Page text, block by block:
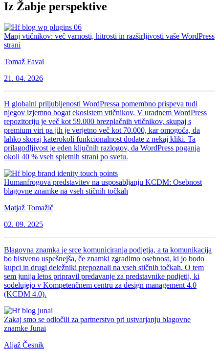
Iz Žabje perspektive
Manj vtičnikov: več varnosti, hitrosti in razširljivosti vaše WordPress
strani
Tomaž Favai
21. 04. 2026
H globalni priljubljenosti WordPressa pomembno prispeva tudi
njegov izjemno bogat ekosistem vtičnikov. V uradnem WordPress
repozitoriju je več kot 59.000 brezplačnih vtičnikov, skupaj s
premium viri pa jih je verjetno več kot 70.000, kar omogoča, da
lahko skoraj katerokoli funkcionalnost dodate z nekaj kliki. Ta
prilagodljivost je eden ključnih razlogov, da WordPress poganja
okoli 40 % vseh spletnih strani po svetu.
Humanfrogova predstavitev na usposabljanju KCDM: Osebnost
blagovne znamke na vseh stičnih točkah
Matjaž Tomažič
02. 09. 2025
Blagovna znamka je srce komuniciranja podjetja, a ta komunikacija
bo bistveno uspešnejša, če znamki zgradimo osebnost, ki jo bodo
kupci in drugi deležniki prepoznali na vseh stičnih točkah. O tem
sem junija letos pripravil predavanje za predstavnike podjetij, ki
sodelujejo v Kompetenčnem centru za design management 4.0
(KCDM 4.0).
Zakaj smo se odločili za partnerstvo pri ustvarjanju blagovne
znamke Junai
Aljaž Česnik